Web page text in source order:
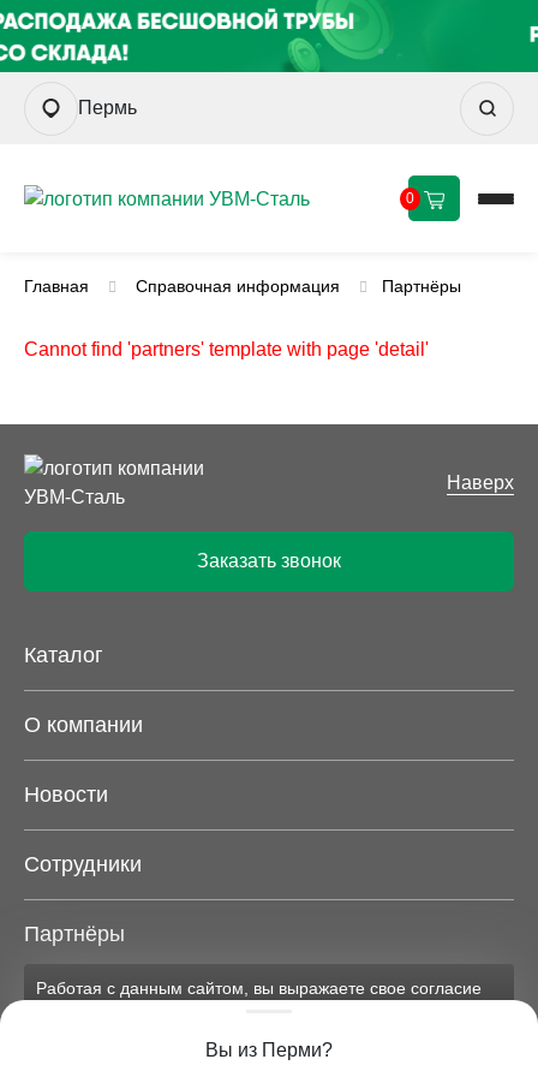
Пермь
0
Главная Справочная информация Партнёры
Cannot find 'partners' template with page 'detail'
Наверх
Заказать звонок
Каталог
О компании
Новости
Сотрудники
Партнёры
Карта сайта
Вы из Перми?
Работая с данным сайтом, вы выражаете свое согласие
данных на условиях, изложенных в
соответствующих